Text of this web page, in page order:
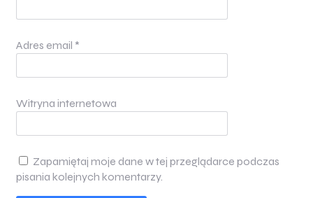
Adres email *
Witryna internetowa
Zapamiętaj moje dane w tej przeglądarce podczas
pisania kolejnych komentarzy.